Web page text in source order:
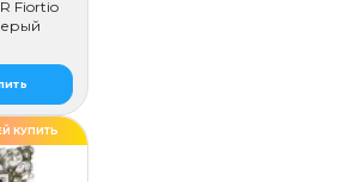
Fiortio
КУПИТЬ